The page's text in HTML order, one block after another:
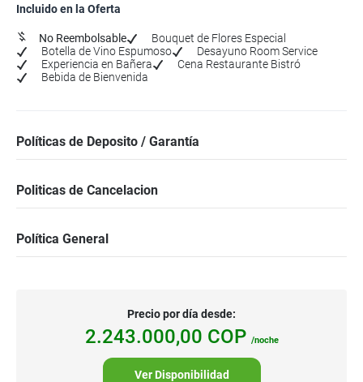
Incluido en la Oferta
No Reembolsable
Bouquet de Flores Especial
Botella de Vino Espumoso
Desayuno Room Service
Experiencia en Bañera
Cena Restaurante Bistró
Bebida de Bienvenida
Políticas de Deposito / Garantía
Politicas de Cancelacion
Política General
Precio por día desde:
2.243.000,00 COP /noche
Ver Disponibilidad